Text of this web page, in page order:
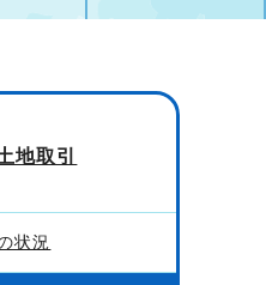
地取引
状況